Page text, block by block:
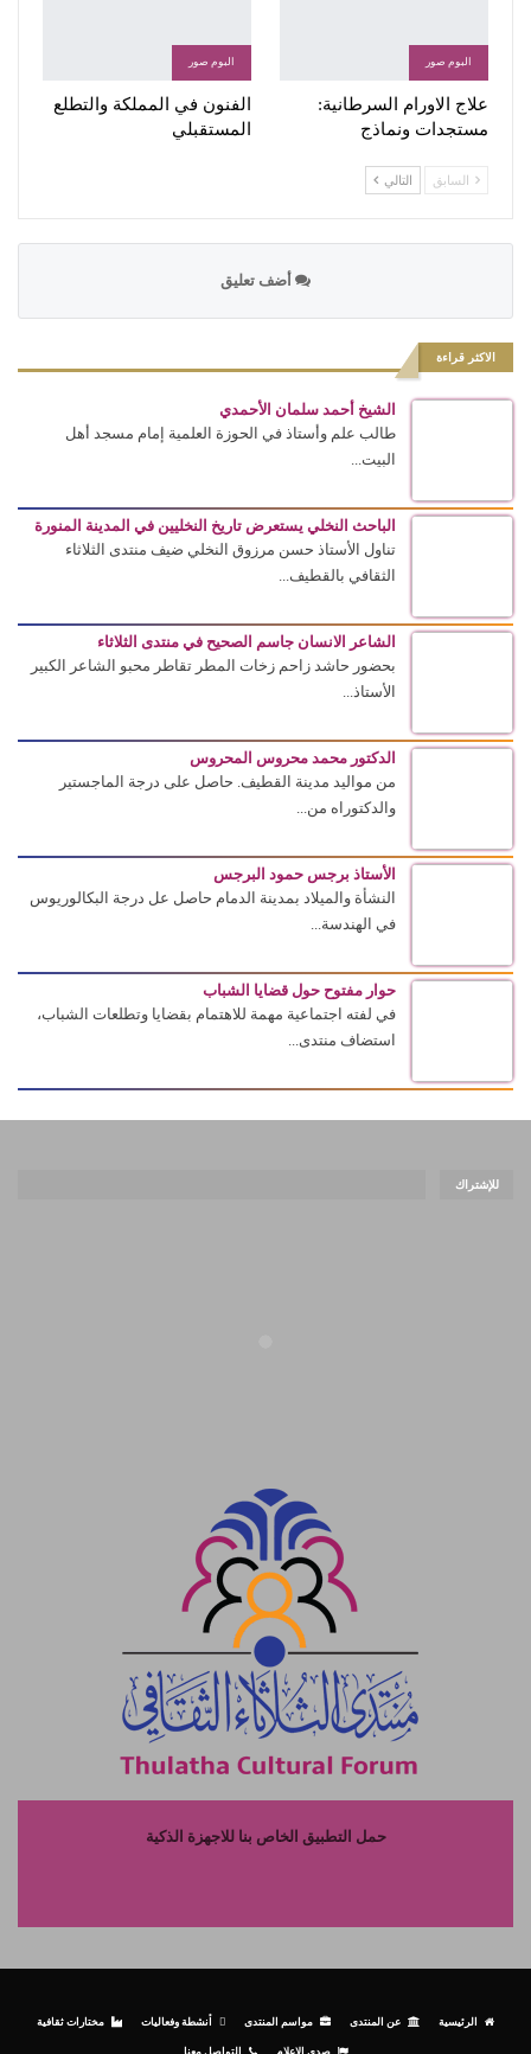
البوم صور
علاج الاورام السرطانية:
مستجدات ونماذج
البوم صور
الفنون في المملكة والتطلع
المستقبلي
السابق التالي
أضف تعليق
الاكثر قراءة
الشيخ أحمد سلمان الأحمدي
طالب علم وأستاذ في الحوزة العلمية إمام مسجد أهل
البيت...
الباحث النخلي يستعرض تاريخ النخليين في المدينة المنورة
تناول الأستاذ حسن مرزوق النخلي ضيف منتدى الثلاثاء
الثقافي بالقطيف...
الشاعر الانسان جاسم الصحيح في منتدى الثلاثاء
بحضور حاشد زاحم زخات المطر تقاطر محبو الشاعر الكبير
الأستاذ...
الدكتور محمد محروس المحروس
من مواليد مدينة القطيف. حاصل على درجة الماجستير
والدكتوراه من...
الأستاذ برجس حمود البرجس
النشأة والميلاد بمدينة الدمام حاصل عل درجة البكالوريوس
في الهندسة...
حوار مفتوح حول قضايا الشباب
في لفته اجتماعية مهمة للاهتمام بقضايا وتطلعات الشباب،
استضاف منتدى...
للإشتراك
حمل التطبيق الخاص بنا للاجهزة الذكية
الرئيسية عن المنتدى مواسم المنتدى أنشطة وفعاليات مختارات ثقافية
صدى الإعلام التواصل معنا